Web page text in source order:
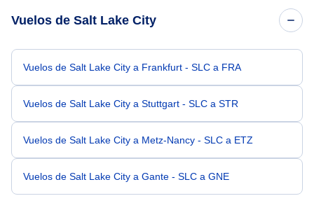
Vuelos de Salt Lake City
Vuelos de Salt Lake City a Frankfurt - SLC a FRA
Vuelos de Salt Lake City a Stuttgart - SLC a STR
Vuelos de Salt Lake City a Metz-Nancy - SLC a ETZ
Vuelos de Salt Lake City a Gante - SLC a GNE